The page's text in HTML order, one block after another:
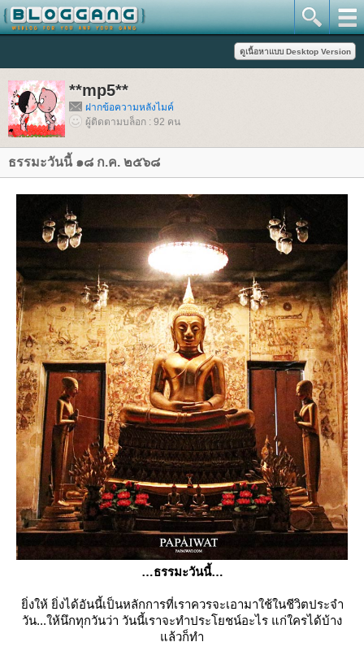
**mp5**
ฝากข้อความหลังไมค์
ผู้ติดตามบล็อก : 92 คน
ธรรมะวันนี้ ๑๘ ก.ค. ๒๕๖๘
ธรรมะวันนี้
ิ่งให้ ยิ่งได้อันนี้เป็นหลักการที่เราควรจะเอามาใช้ในชีวิตประจำ
วัน...ให้นึกทุกวันว่า วันนี้เราจะทำประโยชน์อะไร แก่ใครได้บ้าง
ล้วก็ทำ